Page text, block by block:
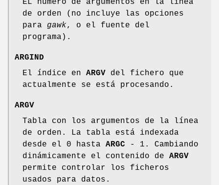
EL número de argumentos en la línea
de orden (no incluye las opciones
para gawk, o el fuente del
programa).
ARGIND
El índice en ARGV del fichero que
actualmente se está procesando.
ARGV
Tabla con los argumentos de la línea
de orden. La tabla está indexada
desde el 0 hasta ARGC - 1. Cambiando
dinámicamente el contenido de ARGV
permite controlar los ficheros
usados para datos.